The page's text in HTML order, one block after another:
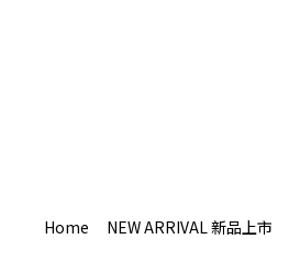
Home NEW ARRIVAL 新品上市